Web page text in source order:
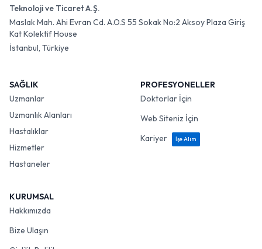
Teknoloji ve Ticaret A.Ş.
Maslak Mah. Ahi Evran Cd. A.O.S 55 Sokak No:2 Aksoy Plaza Giriş
Kat Kolektif House
İstanbul, Türkiye
SAĞLIK
Uzmanlar
Uzmanlık Alanları
Hastalıklar
Hizmetler
Hastaneler
PROFESYONELLER
Doktorlar İçin
Web Siteniz İçin
Kariyer
İşe Alım
KURUMSAL
Hakkımızda
Bize Ulaşın